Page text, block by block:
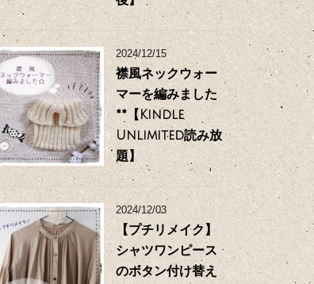
2024/12/15
襟風ネックウォー
マーを編みました
**【Kindle
Unlimited読み放
題】
2024/12/03
【プチリメイク】
シャツワンピース
のボタン付け替え